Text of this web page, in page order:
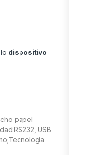
dispositivo
papel
USB